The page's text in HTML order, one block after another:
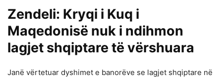
Zendeli: Kryqi i Kuq i
Maqedonisë nuk i ndihmon
lagjet shqiptare të vërshuara
Janë vërtetuar dyshimet e banorëve se lagjet shqiptare në